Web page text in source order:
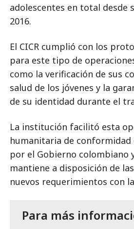
adolescentes en total desde
2016.
El CICR cumplió con los
para este tipo de
como la verificación de sus
salud de los jóvenes y la
de su identidad durante el
La institución facilitó esta
humanitaria de
por el Gobierno colombiano y
mantiene a disposición de
nuevos requerimientos con
Para más